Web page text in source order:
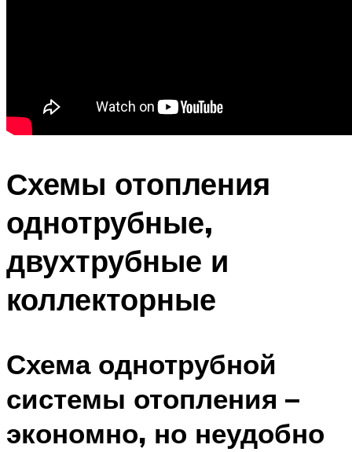
Схемы отопления
однотрубные,
двухтрубные и
коллекторные
Схема однотрубной
системы отопления –
экономно, но неудобно